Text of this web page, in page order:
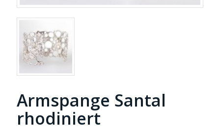
Armspange Santal
rhodiniert